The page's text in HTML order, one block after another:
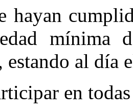
hayan
al día
en todas